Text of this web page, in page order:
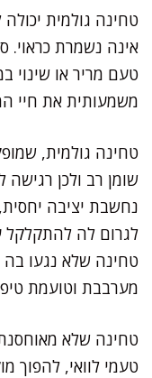
טחינה גולמית
אינה נשמרת כראוי.
טעם מריר או שינוי
משמעותית את חיי
טחינה גולמית,
שומן רב ולכן
נחשבת יציבה
לגרום לה להתקלקל
טחינה שלא נגעו בה
מערבבת וטועמת
טחינה שלא
טעמי לוואי, להפוך